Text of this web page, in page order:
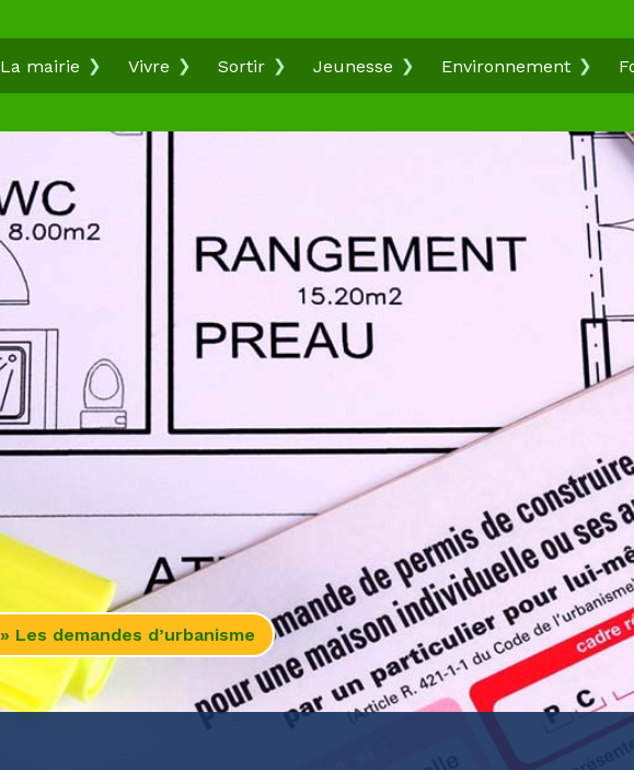
La mairie Vivre Sortir Jeunesse Environnement
» Les demandes d’urbanisme